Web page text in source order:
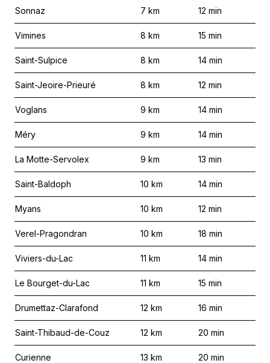
Sonnaz 7 km 12 min
Vimines 8 km 15 min
Saint-Sulpice 8 km 14 min
Saint-Jeoire-Prieuré 8 km 12 min
Voglans 9 km 14 min
Méry 9 km 14 min
La Motte-Servolex 9 km 13 min
Saint-Baldoph 10 km 14 min
Myans 10 km 12 min
Verel-Pragondran 10 km 18 min
Viviers-du-Lac 11 km 14 min
Le Bourget-du-Lac 11 km 15 min
Drumettaz-Clarafond 12 km 16 min
Saint-Thibaud-de-Couz 12 km 20 min
Curienne 13 km 20 min